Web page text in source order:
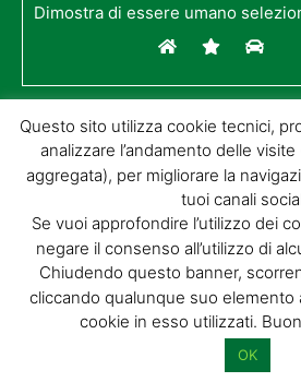
Dimostra di essere umano
© GIORGIO TESI EDITRICE
01732650476 | VIA DI BADIA 14
BOTTEGONE (PISTOIA) |
ALLYMIND
Cookie Policy
di vendita|Site Map
Questo sito utilizza cookie tecnici,
analizzare l’andamento delle
aggregata), per migliorare la
tuoi canali
Se vuoi approfondire l’utilizzo dei
negare il consenso all’utilizzo di
Chiudendo questo banner,
cliccando qualunque suo elemento
cookie in esso utilizzati.
OK